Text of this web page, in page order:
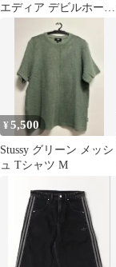
エディア デビルホーン
Qi KDR-M26A
¥5,500
Stussy グリーン メッシ
ュ Tシャツ M